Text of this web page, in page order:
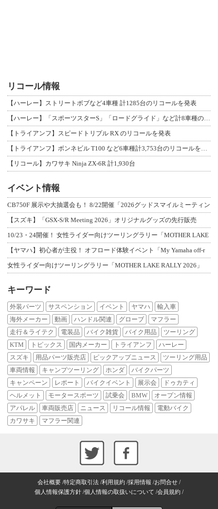
リコール情報
【ハーレー】ストリートボブなど4車種 計1285台のリコールを発表
【トライアンフ】スピードトリプル RX のリコールを発表
【リコール】カワサキ Ninja ZX-6R 計1,930台
イベント情報
CB750F 展示や大抽選会も！ 8/22開催「2026グッドスマイルミーティン
【スズキ】「GSX-S/R Meeting 2026」オリジナルグッズの先行販売
10/23・24開催！ 女性ライダー向けツーリングラリー「MOTHER LAKE
【ヤマハ】初心者が主役！ オフロード体験イベント「My Yamaha off-r
女性ライダー向けツーリングラリー「MOTHER LAKE RALLY 2026」
キーワード
外装パーツ サスペンション イベント ヤマハ
輸入車
海外メーカー
動画 ハンドル関連 グローブ
マフラー
走行＆ライテク
電装品 バイク雑貨 バイク用品
ツーリング
KTM
トピックス 国内メーカー トライアンフ
ハーレー
スズキ
用品パーツ販売店 ピックアップニュース
ツーリング用品
車両情報
キャンプツーリング ホンダ
バイクパーツ
キャンペーン
レポート バイクイベント 展示会
ドゥカティ
ヘルメット
モータースポーツ 試乗会 BMW
オープン情報
アパレル
車両販売店 ニュース リコール情報
電動バイク
カワサキ
マフラー関連
会社概要 特定商取引法 利用規約 採用情報 お問合せ
個人情報保護方針 個人情報の取扱いについて 会員規約